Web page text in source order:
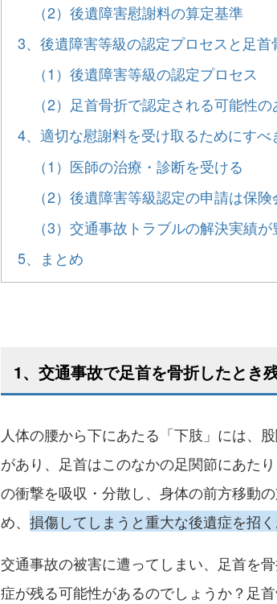
（2）後遺障害慰謝料の算定基準
3、後遺障害等級の認定プロセスと足首
（1）後遺障害等級の認定プロセス
（2）足首骨折で認定される可能性
4、適切な慰謝料を受け取るためにすべ
（1）医師の治療・診断を受ける
（2）後遺障害等級認定の申請は保
（3）交通事故トラブルの解決実績
5、まとめ
1、交通事故で足首を骨折したとき
人体の腰から下にあたる「下肢」には、
があり、足首はこのなかの足関節にあた
の衝撃を吸収・分散し、身体の前方移動
め、 損傷してしまうと重大な後遺症を招
交通事故の被害に遭ってしまい、足首を
症が残る可能性があるのでしょうか？足